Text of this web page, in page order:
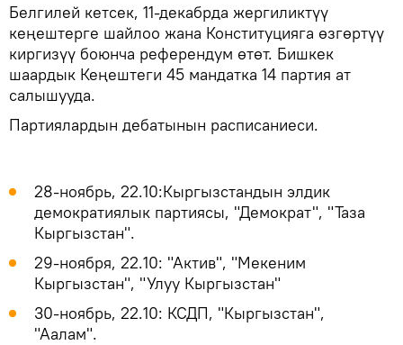
Белгилей кетсек, 11-декабрда жергиликтүү
кеңештерге шайлоо жана Конституцияга өзгөртүү
киргизүү боюнча референдум өтөт. Бишкек
шаардык Кеңештеги 45 мандатка 14 партия ат
салышууда.
Партиялардын дебатынын расписаниеси.
28-ноябрь, 22.10:Кыргызстандын элдик
демократиялык партиясы, "Демократ", "Таза
Кыргызстан".
29-ноября, 22.10: "Актив", "Мекеним
Кыргызстан", "Улуу Кыргызстан"
30-ноябрь, 22.10: КСДП, "Кыргызстан",
"Аалам".